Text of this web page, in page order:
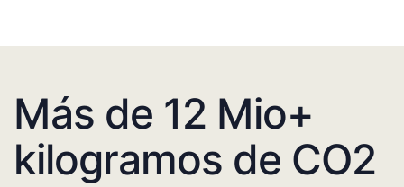
Más de 12 Mio+
kilogramos de CO2